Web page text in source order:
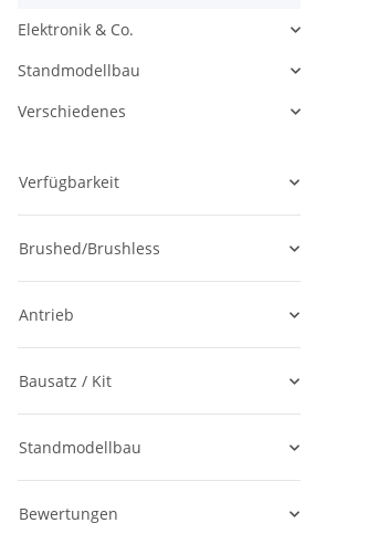
Elektronik & Co.
Alle anzeigen
Standmodellbau
Alle anzeigen
Verschiedenes
Alle anzeigen
Verfügbarkeit
Brushed/Brushless
Antrieb
Bausatz / Kit
Standmodellbau
Bewertungen